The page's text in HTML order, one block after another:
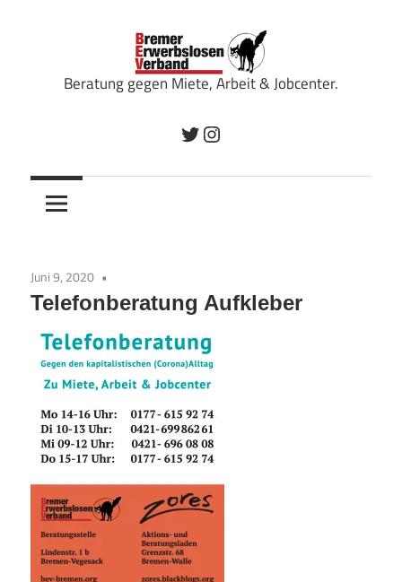
Bremer
Erwerbslosenverband
Beratung gegen Miete, Arbeit & Jobcenter.
TwitterInstagram
Juni 9, 2020
Telefonberatung Aufkleber